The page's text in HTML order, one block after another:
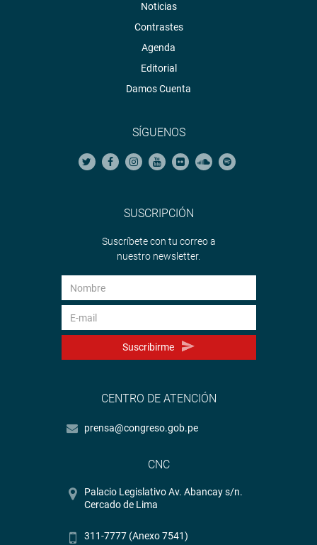
Noticias
Contrastes
Agenda
Editorial
Damos Cuenta
SÍGUENOS
SUSCRIPCIÓN
Suscríbete con tu correo a
nuestro newsletter.
Suscribirme
CENTRO DE ATENCIÓN
prensa@congreso.gob.pe
CNC
Palacio Legislativo Av. Abancay s/n.
Cercado de Lima
311-7777 (Anexo 7541)